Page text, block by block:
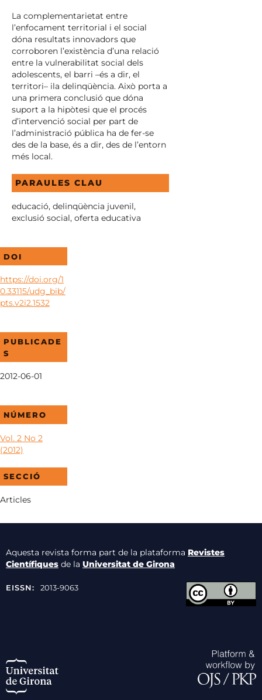
La complementarietat entre
l’enfocament territorial i el social
dóna resultats innovadors que
corroboren l’existència d’una relació
entre la vulnerabilitat social dels
adolescents, el barri –és a dir, el
territori– ila delinqüència. Això porta a
una primera conclusió que dóna
suport a la hipòtesi que el procés
d’intervenció social per part de
l’administració pública ha de fer-se
des de la base, és a dir, des de l’entorn
més local.
PARAULES CLAU
educació, delinqüència juvenil,
exclusió social, oferta educativa
DOI
https://doi.org/1
0.33115/udg_bib/
pts.v2i2.1532
PUBLICADE
S
2012-06-01
NÚMERO
Vol. 2 No 2
(2012)
SECCIÓ
Articles
Aquesta revista forma part de la plataforma Revistes
Científiquesde la Universitat de Girona
EISSN: 2013-9063